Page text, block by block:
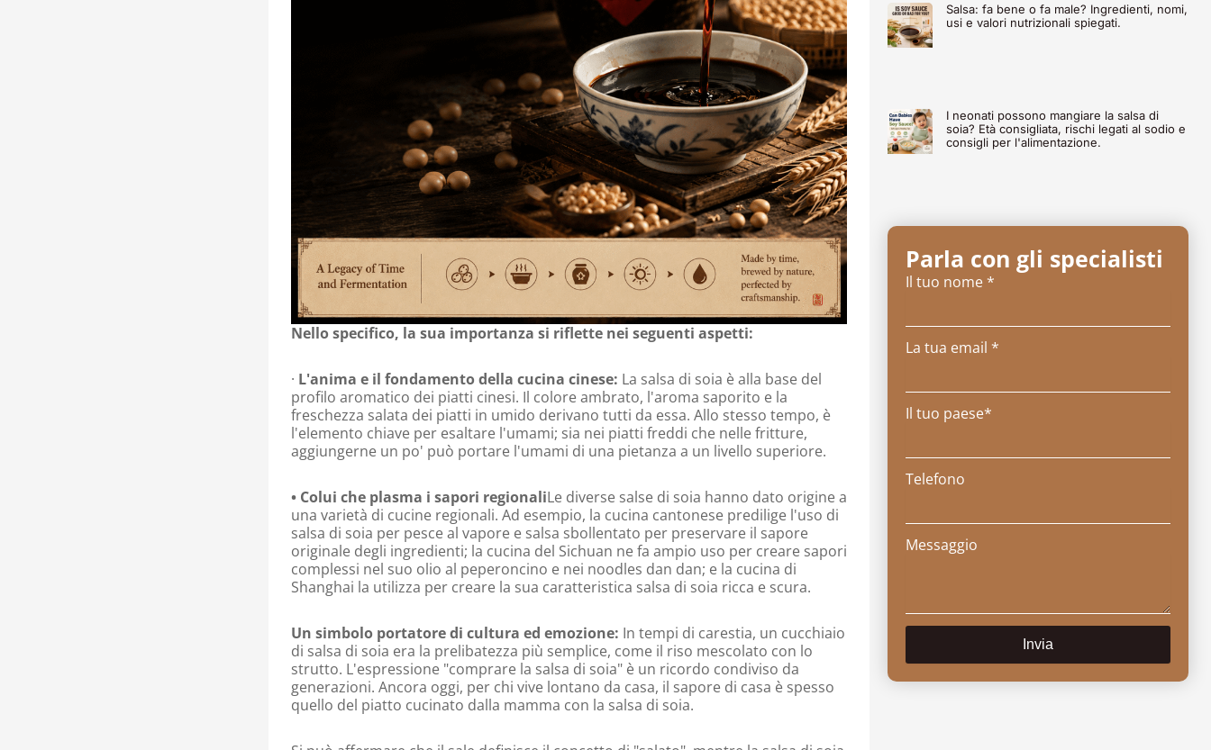
Nello specifico, la sua importanza si riflette nei seguenti aspetti:
· L'anima e il fondamento della cucina cinese: La salsa di soia è alla base del
profilo aromatico dei piatti cinesi. Il colore ambrato, l'aroma saporito e la
freschezza salata dei piatti in umido derivano tutti da essa. Allo stesso tempo, è
l'elemento chiave per esaltare l'umami; sia nei piatti freddi che nelle fritture,
aggiungerne un po' può portare l'umami di una pietanza a un livello superiore.
• Colui che plasma i sapori regionaliLe diverse salse di soia hanno dato origine a
una varietà di cucine regionali. Ad esempio, la cucina cantonese predilige l'uso di
salsa di soia per pesce al vapore e salsa sbollentato per preservare il sapore
originale degli ingredienti; la cucina del Sichuan ne fa ampio uso per creare sapori
complessi nel suo olio al peperoncino e nei noodles dan dan; e la cucina di
Shanghai la utilizza per creare la sua caratteristica salsa di soia ricca e scura.
Un simbolo portatore di cultura ed emozione: In tempi di carestia, un cucchiaio
di salsa di soia era la prelibatezza più semplice, come il riso mescolato con lo
strutto. L'espressione "comprare la salsa di soia" è un ricordo condiviso da
generazioni. Ancora oggi, per chi vive lontano da casa, il sapore di casa è spesso
quello del piatto cucinato dalla mamma con la salsa di soia.
Salsa: fa bene o fa male? Ingredienti, nomi,
usi e valori nutrizionali spiegati.
I neonati possono mangiare la salsa di
soia? Età consigliata, rischi legati al sodio e
consigli per l'alimentazione.
Parla con gli specialisti
Il tuo nome *
La tua email *
Il tuo paese*
Telefono
Messaggio
Invia